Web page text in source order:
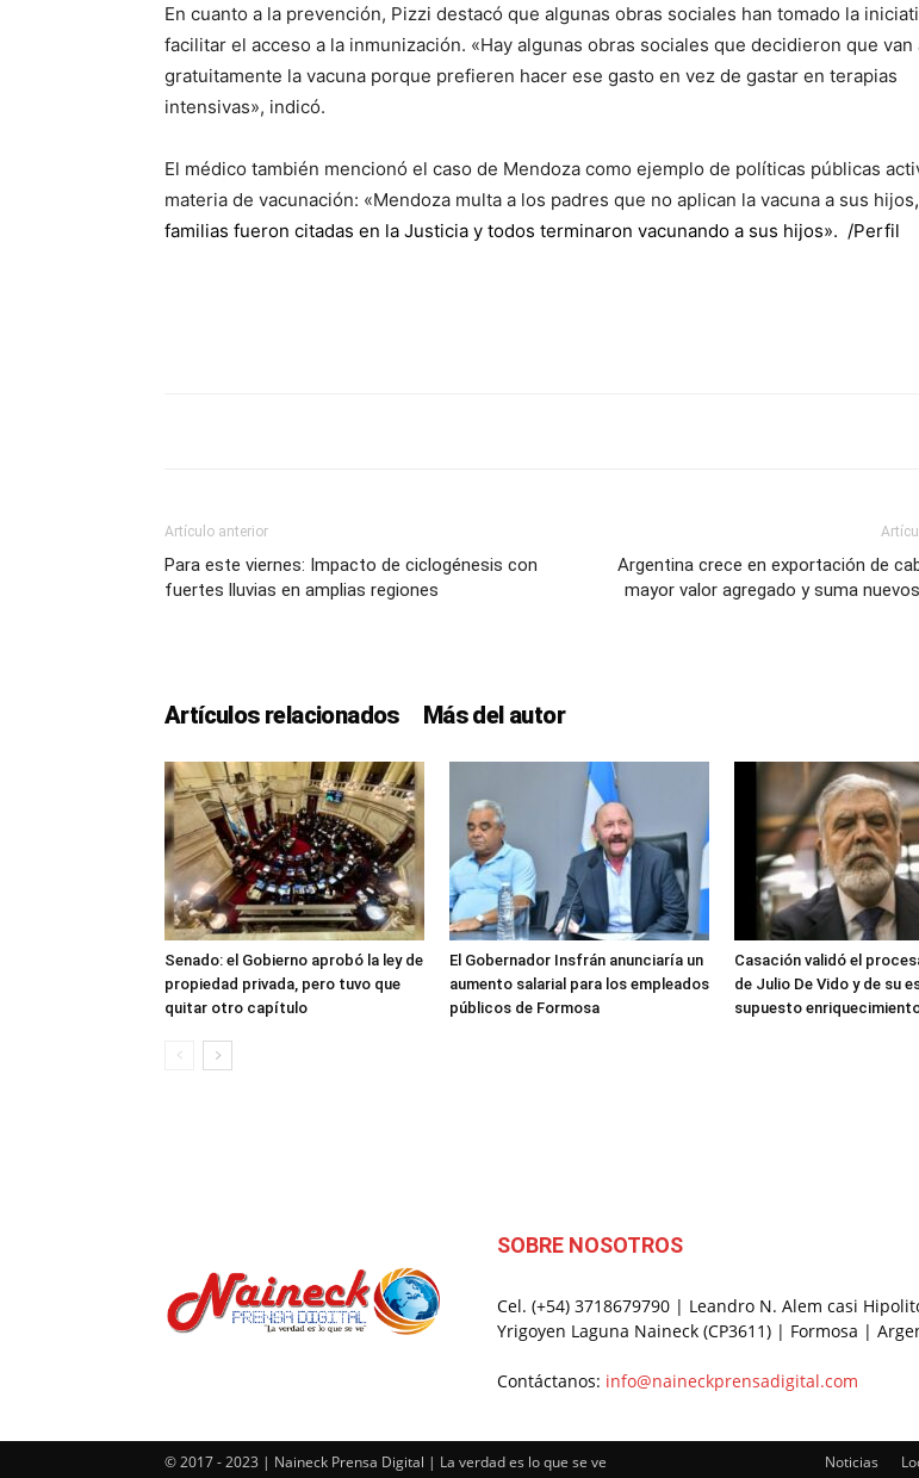
En cuanto a la prevención, Pizzi destacó que algunas obras sociales han tomado la
facilitar el acceso a la inmunización. «Hay algunas obras sociales que decidieron que van
gratuitamente la vacuna porque prefieren hacer ese gasto en vez de gastar en terapias
intensivas», indicó.
El médico también mencionó el caso de Mendoza como ejemplo de políticas públicas
materia de vacunación: «Mendoza multa a los padres que no aplican la vacuna a sus hijos
familias fueron citadas en la Justicia y todos terminaron vacunando a sus hijos». /Perfil
Artículo anterior
Para este viernes: Impacto de ciclogénesis con
fuertes lluvias en amplias regiones
Argentina crece en exportación de
mayor valor agregado y suma
Artículos relacionados Más del autor
Senado: el Gobierno aprobó la ley de
propiedad privada, pero tuvo que
quitar otro capítulo
El Gobernador Insfrán anunciaría un
aumento salarial para los empleados
públicos de Formosa
Casación validó el
de Julio De Vido y de su
supuesto
SOBRE NOSOTROS
Cel. (+54) 3718679790 | Leandro N. Alem casi
Yrigoyen Laguna Naineck (CP3611) | Formosa |
Contáctanos: info@naineckprensadigital.com
Noticias
© 2017 - 2023 | Naineck Prensa Digital | La verdad es lo que se ve